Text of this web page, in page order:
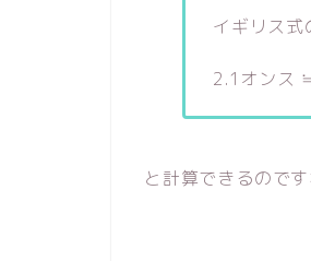
イギリス式
2.1オンス
と計算できるので